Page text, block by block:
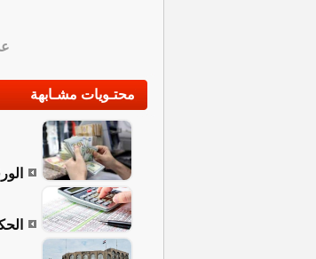
محتـويات مشـابهة
الورقة بـ152500